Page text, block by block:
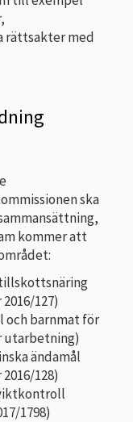
rättsakter med
ska
kommer att
127)
och barnmat för
utarbetning)
ändamål
128)
1798)